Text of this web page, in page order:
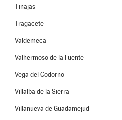
Tinajas
Tragacete
Valdemeca
Valhermoso de la Fuente
Vega del Codorno
Villalba de la Sierra
Villanueva de Guadamejud